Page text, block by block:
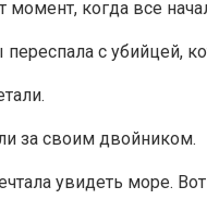
когда все
переспала с убийцей,
за своим двойником.
увидеть море.